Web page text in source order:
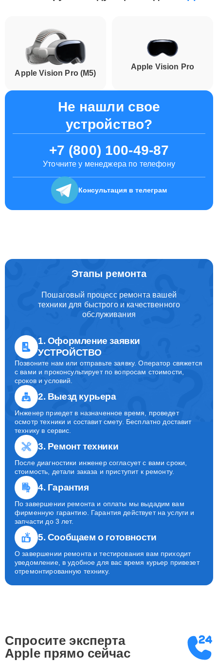
Apple Vision Pro (M5)
Apple Vision Pro
Не нашли свое
устройство?
+7 (800) 100-49-87
Уточните у менеджера по телефону
Консультация в телеграм
Этапы ремонта
Пошаговый процесс ремонта вашей
техники для быстрого и качественного
обслуживания
1. Оформление заявки
УСТРОЙСТВО
Позвоните нам или отправьте заявку. Оператор свяжется
с вами и проконсультирует по вопросам стоимости,
сроков и условий.
2. Выезд курьера
Инженер приедет в назначенное время, проведет
осмотр техники и составит смету. Бесплатно доставит
технику в сервис.
3. Ремонт техники
После диагностики инженер согласует с вами сроки,
стоимость, детали заказа и приступит к ремонту.
4. Гарантия
По завершении ремонта и оплаты мы выдадим вам
фирменную гарантию. Гарантия действует на услуги и
запчасти до 3 лет.
5. Сообщаем о готовности
О завершении ремонта и тестирования вам приходит
уведомление, в удобное для вас время курьер привезет
отремонтированную технику.
Спросите эксперта
Apple прямо сейчас